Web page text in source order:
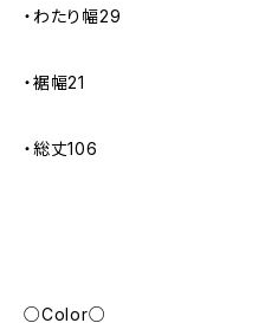
・わたり幅29
・裾幅21
・総丈106
○Color○